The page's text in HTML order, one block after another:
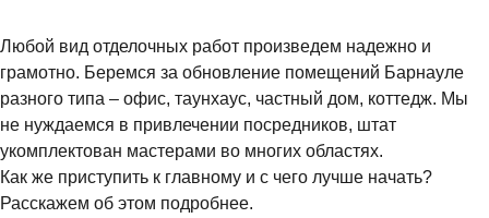
Любой вид отделочных работ произведем надежно и
грамотно. Беремся за обновление помещений Барнауле
разного типа – офис, таунхаус, частный дом, коттедж. Мы
не нуждаемся в привлечении посредников, штат
укомплектован мастерами во многих областях.
Как же приступить к главному и с чего лучше начать?
Расскажем об этом подробнее.